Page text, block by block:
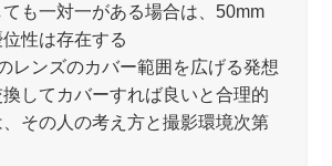
も一対一がある場合は、50mm
性は存在する
レンズのカバー範囲を広げる発想
してカバーすれば良いと合理的
その人の考え方と撮影環境次第